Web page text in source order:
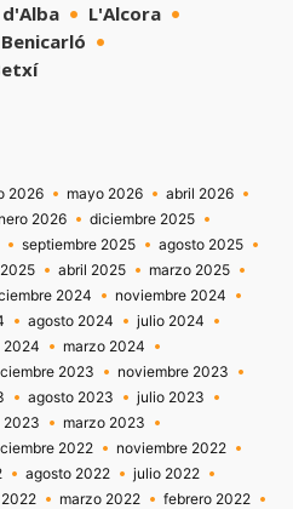
L'Alcora
Benicarló
2026 mayo 2026
abril 2026
2026
diciembre 2025
septiembre 2025
agosto 2025
abril 2025
marzo 2025
2024
noviembre 2024
agosto 2024
julio 2024
2024
marzo 2024
2023
noviembre 2023
agosto 2023
julio 2023
2023
marzo 2023
2022
noviembre 2022
agosto 2022
julio 2022
marzo 2022
febrero 2022